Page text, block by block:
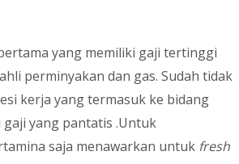
yang memiliki gaji tertinggi
perminyakan dan gas. Sudah tidak
kerja yang termasuk ke bidang
yang pantatis .Untuk
saja menawarkan untuk fresh